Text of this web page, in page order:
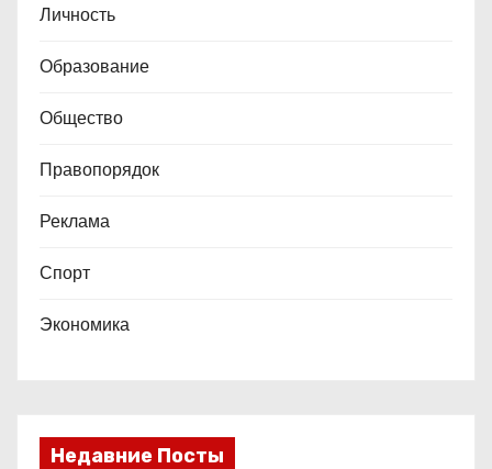
Личность
Образование
Общество
Правопорядок
Реклама
Спорт
Экономика
Недавние Посты